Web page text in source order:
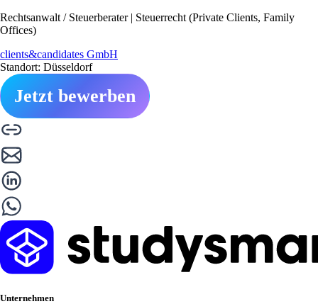
Rechtsanwalt / Steuerberater | Steuerrecht (Private Clients, Family
Offices)
clients&candidates GmbH
Standort: Düsseldorf
Jetzt bewerben
Unternehmen